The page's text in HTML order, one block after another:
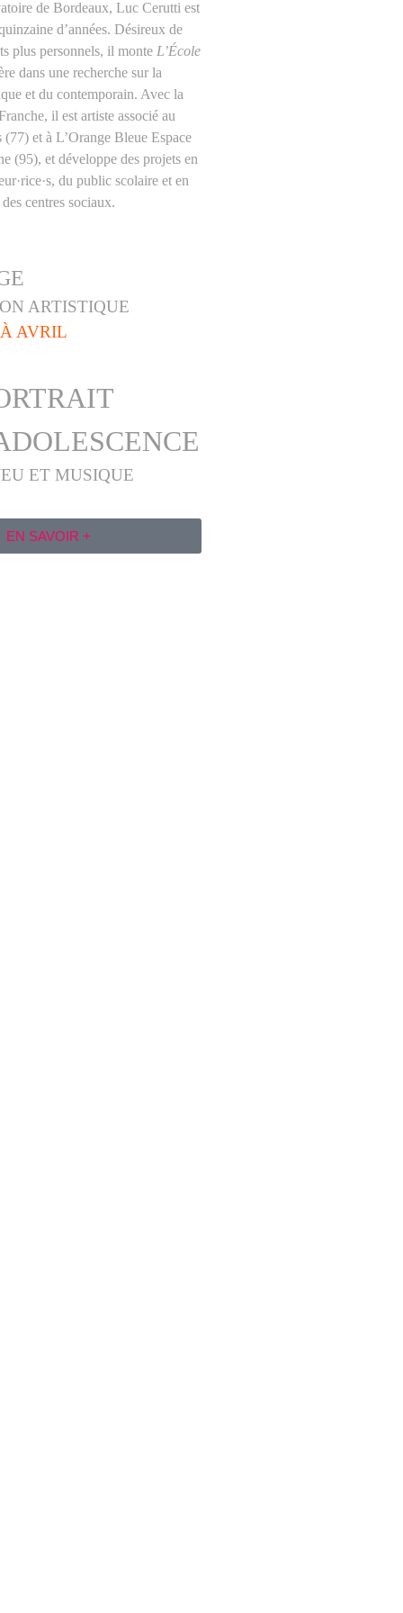
de Bordeaux, Luc Cerutti est
d’années. Désireux de
plus personnels, il monte L’École
dans une recherche sur la
et du contemporain. Avec la
il est artiste associé au
(77) et à L’Orange Bleue Espace
(95), et développe des projets en
du public scolaire et en
centres sociaux.
ARTISTIQUE
AVRIL
ET MUSIQUE
EN SAVOIR +​